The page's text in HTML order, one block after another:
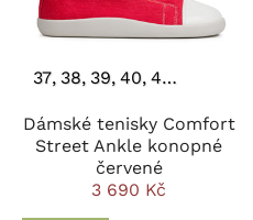
37 38 39 40 41
Dámské tenisky Comfort
Street Ankle konopné
červené
3 690 Kč